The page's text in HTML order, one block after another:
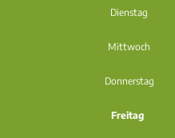
Dienstag
Mittwoch
Donnerstag
Freitag